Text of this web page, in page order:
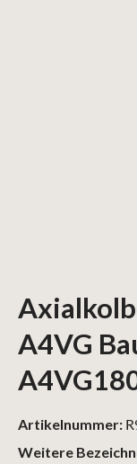
A4VG
Weitere
Artikelnummer: